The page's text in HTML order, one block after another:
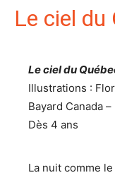
Le ciel du
Le ciel du
Illustrations :
Bayard Canada
Dès 4 ans
La nuit comme